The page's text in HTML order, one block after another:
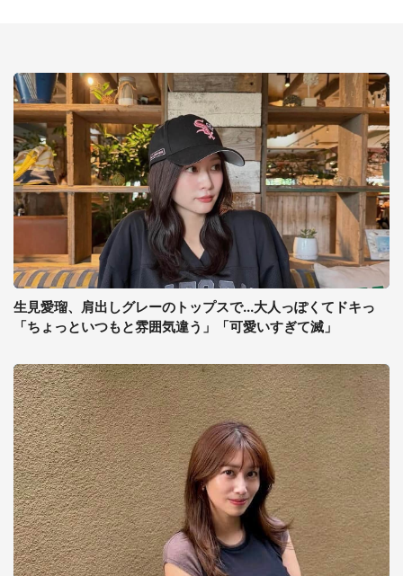
生見愛瑠、肩出しグレーのトップスで...大人っぽくてドキっ
「ちょっといつもと雰囲気違う」「可愛いすぎて滅」